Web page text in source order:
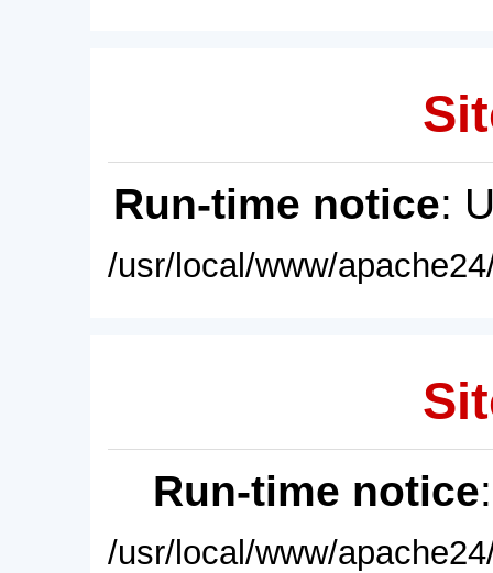
Run-time notice:
/usr/local/www/
Run-time notice
/usr/local/www/